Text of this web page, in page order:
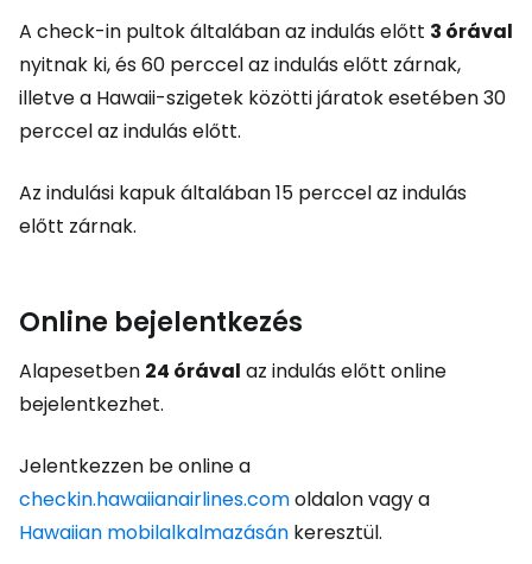
A check-in pultok általában az indulás előtt 3 órával
nyitnak ki, és 60 perccel az indulás előtt zárnak,
illetve a Hawaii-szigetek közötti járatok esetében 30
perccel az indulás előtt.
Az indulási kapuk általában 15 perccel az indulás
előtt zárnak.
Online bejelentkezés
Alapesetben 24 órával az indulás előtt online
bejelentkezhet.
Jelentkezzen be online a
checkin.hawaiianairlines.comoldalon vagy a
Hawaiian mobilalkalmazásán keresztül.